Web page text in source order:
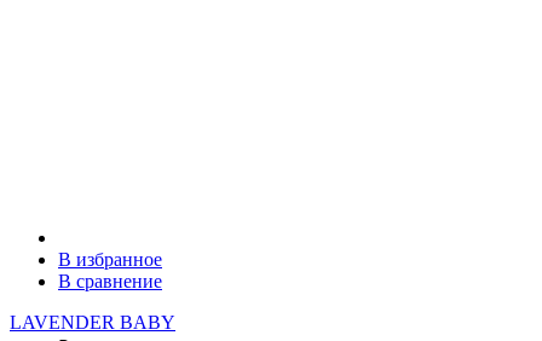
В избранное
В сравнение
LAVENDER BABY